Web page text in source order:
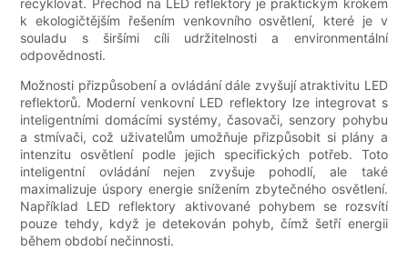
k ekologičtějším řešením venkovního osvětlení, které je v
souladu s širšími cíli udržitelnosti a environmentální
odpovědnosti.
Možnosti přizpůsobení a ovládání dále zvyšují atraktivitu LED
reflektorů. Moderní venkovní LED reflektory lze integrovat s
inteligentními domácími systémy, časovači, senzory pohybu
a stmívači, což uživatelům umožňuje přizpůsobit si plány a
intenzitu osvětlení podle jejich specifických potřeb. Toto
inteligentní ovládání nejen zvyšuje pohodlí, ale také
maximalizuje úspory energie snížením zbytečného osvětlení.
Například LED reflektory aktivované pohybem se rozsvítí
pouze tehdy, když je detekován pohyb, čímž šetří energii
během období nečinnosti.